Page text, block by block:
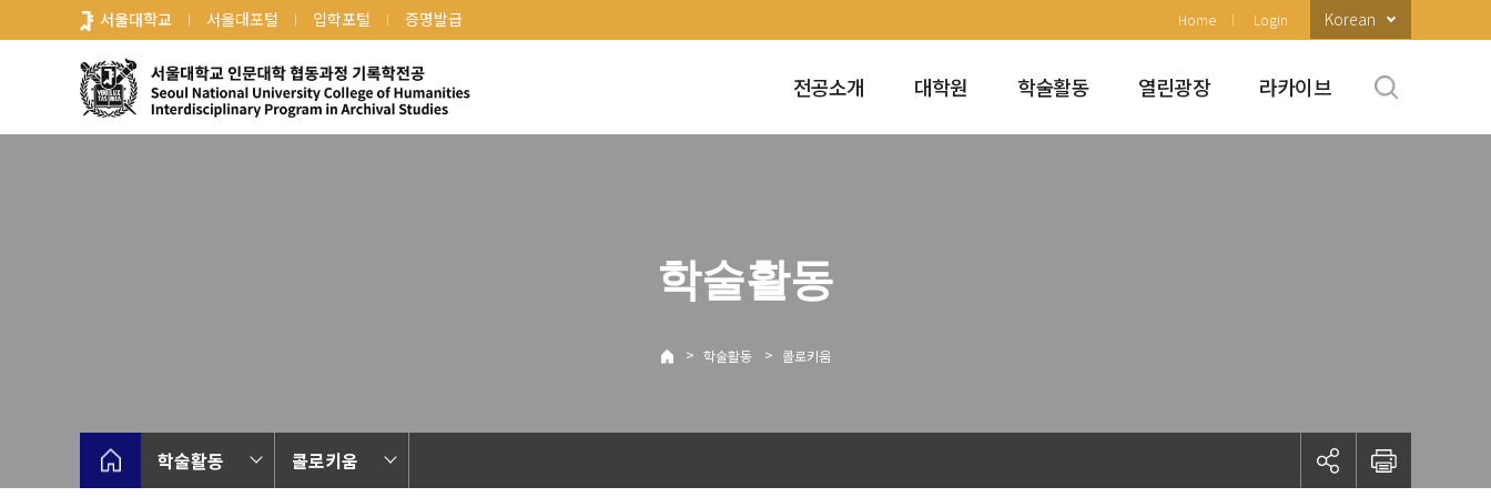
로
서울대학교 서울대포털 입학포털 증명발급 Home Login Korean
전공소개 대학원 학술활동 열린광장 라카이브
학술활동
> 학술활동 > 콜로키움
학술활동 콜로키움